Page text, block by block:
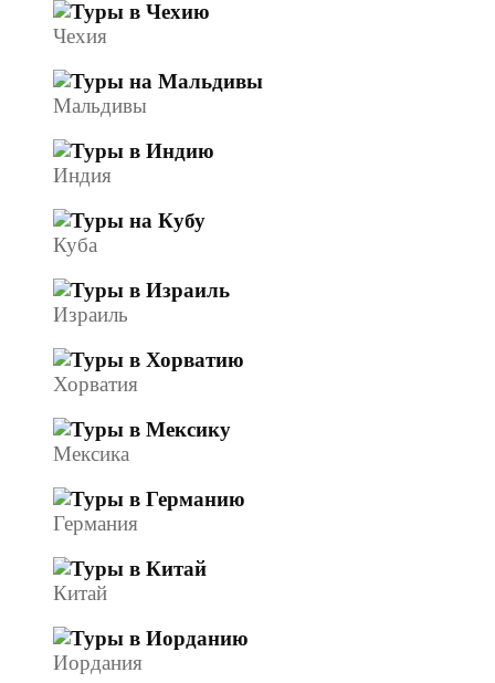
Чехия
Мальдивы
Индия
Куба
Израиль
Хорватия
Мексика
Германия
Китай
Иордания